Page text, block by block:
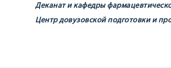
Деканат и кафедры
Центр довузовской подготовки и